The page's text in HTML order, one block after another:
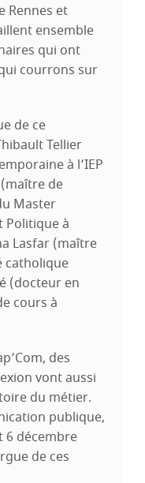
Rennes et
ensemble
qui ont
courrons sur
de ce
Tellier
à l’IEP
de
Master
Politique à
Lasfar (maître
catholique
(docteur en
cours à
des
vont aussi
du métier.
publique,
6 décembre
de ces